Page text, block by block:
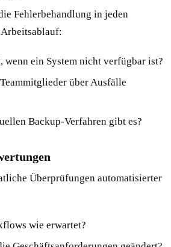
Fehlerbehandlung in jeden
wenn ein System nicht verfügbar ist?
über Ausfälle
Backup-Verfahren gibt es?
Überprüfungen automatisierter
wie erwartet?